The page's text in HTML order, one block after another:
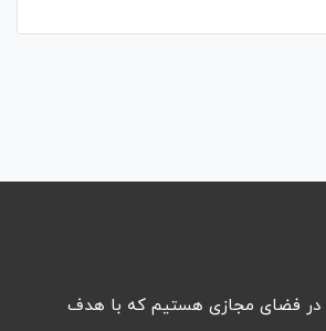
در فضای مجازی هستیم که با هدف